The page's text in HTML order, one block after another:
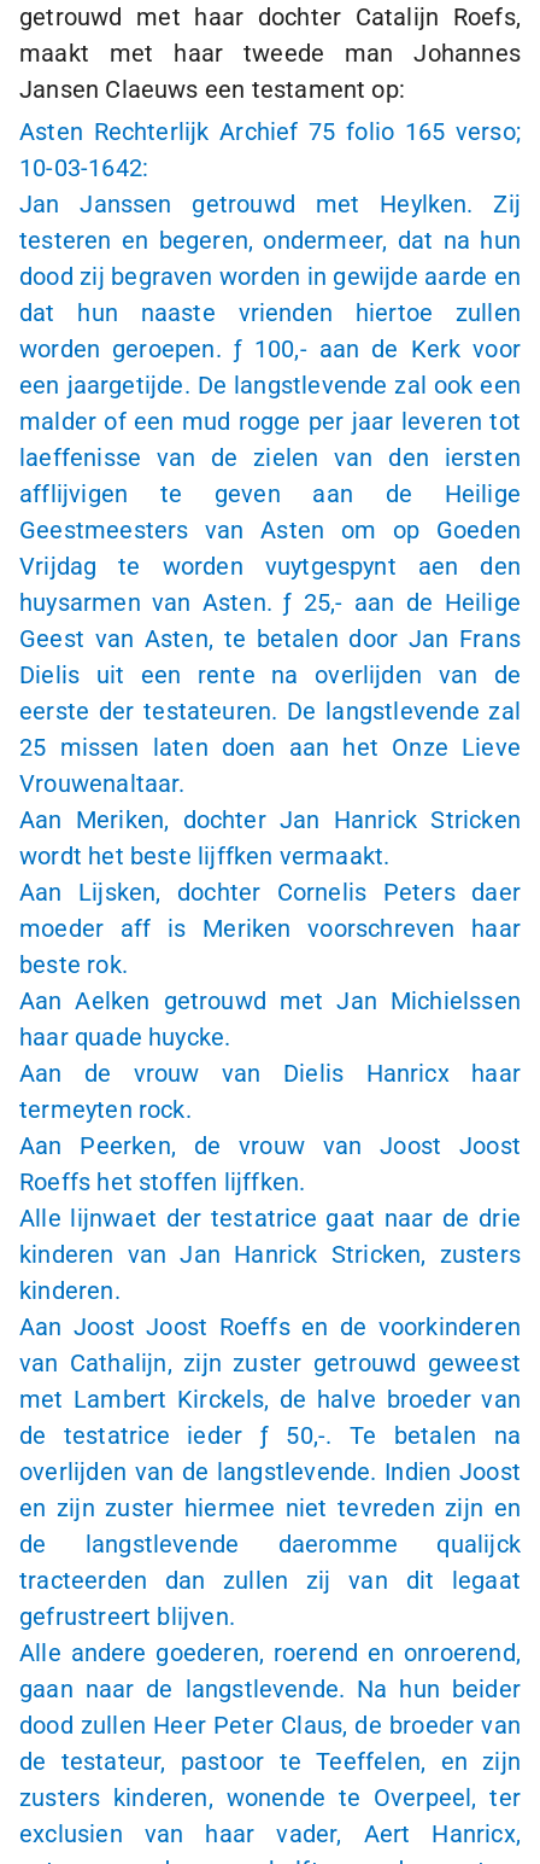
getrouwd met haar dochter Catalijn Roefs,
maakt met haar tweede man Johannes
Jansen Claeuws een testament op:
Asten Rechterlijk Archief 75 folio 165 verso;
10-03-1642:
Jan Janssen getrouwd met Heylken. Zij
testeren en begeren, ondermeer, dat na hun
dood zij begraven worden in gewijde aarde en
dat hun naaste vrienden hiertoe zullen
worden geroepen. ƒ 100,-aan de Kerk voor
een jaargetijde. De langstlevende zal ook een
malder of een mud rogge per jaar leveren tot
laeffenisse van de zielen van den iersten
afflijvigen te geven aan de Heilige
Geestmeesters van Asten om op Goeden
Vrijdag te worden vuytgespynt aen den
huysarmen van Asten.ƒ 25,- aan de Heilige
Geest van Asten, te betalen door Jan Frans
Dielis uit een rente na overlijden van de
eerste der testateuren. De langstlevende zal
25 missen laten doen aan het Onze Lieve
Vrouwenaltaar.
Aan Meriken, dochter Jan Hanrick Stricken
wordt het beste lijffken vermaakt.
Aan Lijsken, dochter Cornelis Peters daer
moeder aff is Meriken voorschreven haar
beste rok.
Aan Aelken getrouwd met Jan Michielssen
haar quade huycke.
Aan de vrouw van Dielis Hanricx haar
termeyten rock.
Aan Peerken, de vrouw van Joost Joost
Roeffs het stoffen lijffken.
Alle lijnwaet der testatrice gaat naar de drie
kinderen van Jan Hanrick Stricken, zusters
kinderen.
Aan Joost Joost Roeffs en de voorkinderen
van Cathalijn, zijn zuster getrouwd geweest
met Lambert Kirckels, de halve broeder van
de testatrice ieder ƒ 50,-. Te betalen na
overlijden van de langstlevende. Indien Joost
en zijn zuster hiermee niet tevreden zijn en
de langstlevende daeromme qualijck
tracteerden dan zullen zij van dit legaat
gefrustreert blijven.
Alle andere goederen, roerend en onroerend,
gaan naar de langstlevende. Na hun beider
dood zullen Heer Peter Claus, de broeder van
de testateur, pastoor te Teeffelen, en zijn
zusters kinderen, wonende te Overpeel, ter
exclusien van haar vader, Aert Hanricx,